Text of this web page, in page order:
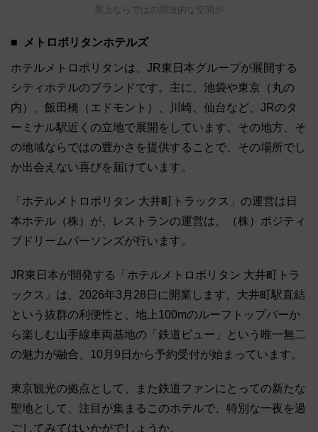
屋上ならではの開放的な空間が
メトロポリタンホテルズ
ホテルメトロポリタンは、JR東日本グループが展開する
シティホテルのブランドです。主に、池袋や東京（丸の
内）、飯田橋（エドモント）、川崎、仙台など、JRのタ
ーミナル駅近くの立地で展開をしています。その地方、そ
の地域ならではの豊かさを提供することで、その場所でし
か出会えない喜びを届けています。
「ホテルメトロポリタン 大井町トラックス」の運営は日
本ホテル（株）が、レストランの運営は、（株）ポジティ
ブドリームパーソンズが行います。
JR東日本が開発する「ホテルメトロポリタン 大井町トラ
ックス」は、2026年3月28日に開業します。大井町駅直結
という抜群の利便性と、地上100mのルーフトップバーか
ら楽しむ山手線車両基地の「鉄道ビュー」という唯一無二
の魅力が融合。10月9日から予約受付が始まっています。
東京観光の拠点として、また鉄道ファンにとっての新たな
聖地として、注目が集まるこのホテルで、特別な一夜を過
ごしてみてはいかがでしょうか。